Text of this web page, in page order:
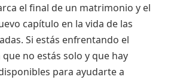
el final de un matrimonio y el
capítulo en la vida de las
Si estás enfrentando el
no estás solo y que hay
para ayudarte a